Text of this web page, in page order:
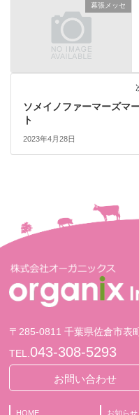
幕張メッセ
ソメイノファーマーズマ
ト
2023年4月28日
〒285-0811 千葉県佐倉市表
TEL.043-308-5293
お問い合わせ
HOME お知らせ